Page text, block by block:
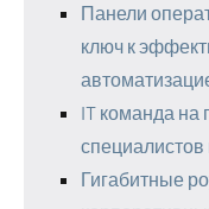
Панели
ключ к
IT команда на
специалистов
Гигабитные